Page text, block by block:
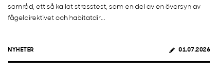
samråd, ett så kallat stresstest, som en del av en översyn av
fågeldirektivet och habitatdir...
NYHETER 01.07.2026